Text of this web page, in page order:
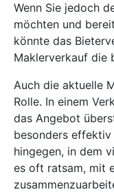
Wenn Sie jedoch
möchten und
könnte das
Maklerverkauf die
Auch die aktuelle
Rolle. In einem
das Angebot
besonders effektiv
hingegen, in dem
es oft ratsam, mit